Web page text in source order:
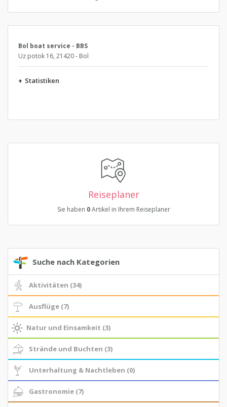
Bol boat service - BBS
Uz potok 16, 21420 - Bol
+ Statistiken
Reiseplaner
Sie haben 0Artikel in Ihrem Reiseplaner
Suche nach Kategorien
Aktivitäten (34)
Ausflüge (7)
Natur und Einsamkeit (3)
Strände und Buchten (3)
Unterhaltung & Nachtleben (0)
Gastronomie (7)